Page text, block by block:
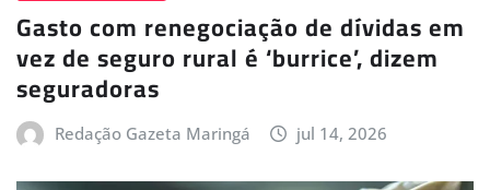
Gasto com renegociação de dívidas em
vez de seguro rural é ‘burrice’, dizem
seguradoras
Redação Gazeta Maringá jul 14, 2026